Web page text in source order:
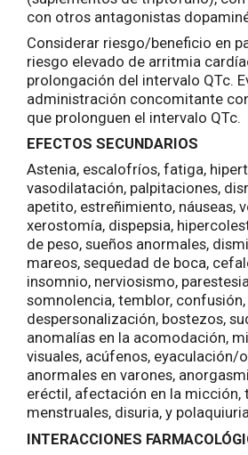
con otros antagonistas
Considerar riesgo/beneficio en
riesgo elevado de arritmia
prolongación del intervalo QTc.
administración concomitante
que prolonguen el intervalo QTc.
EFECTOS SECUNDARIOS
Astenia, escalofríos, fatiga,
vasodilatación, palpitaciones,
apetito, estreñimiento, náuseas,
xerostomía, dispepsia,
de peso, sueños anormales,
mareos, sequedad de boca,
insomnio, nerviosismo,
somnolencia, temblor, confusión,
despersonalización, bostezos,
anomalías en la acomodación,
visuales, acúfenos, eyaculación/
anormales en varones,
eréctil, afectación en la micción,
menstruales, disuria, y
INTERACCIONES